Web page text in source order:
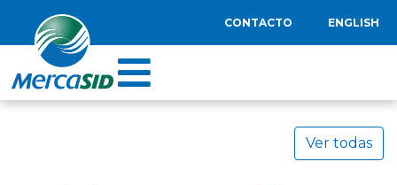
CONTACTO ENGLISH
Ver todas